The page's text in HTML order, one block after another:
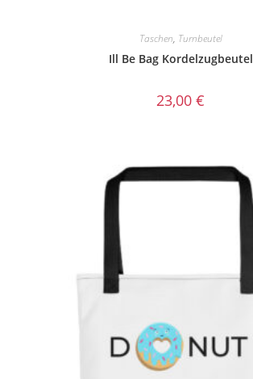
Taschen, Turnbeutel
Ill Be Bag Kordelzugbeutel
23,00 €